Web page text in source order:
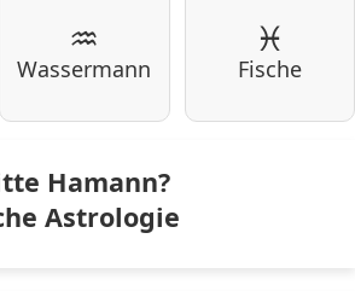
♒
Wassermann
♓
Fische
Hamann?
Astrologie